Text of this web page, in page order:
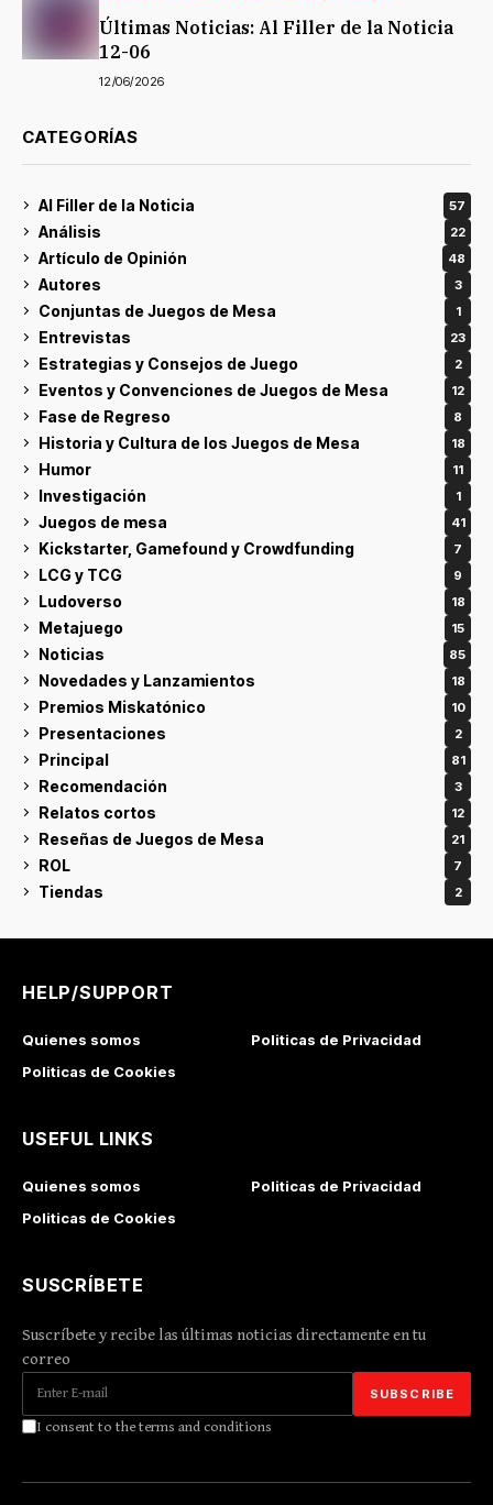
Últimas Noticias: Al Filler de la Noticia
12-06
12/06/2026
CATEGORÍAS
Al Filler de la Noticia 57
Análisis 22
Artículo de Opinión 48
Autores 3
Conjuntas de Juegos de Mesa 1
Entrevistas 23
Estrategias y Consejos de Juego 2
Eventos y Convenciones de Juegos de Mesa 12
Fase de Regreso 8
Historia y Cultura de los Juegos de Mesa 18
Humor 11
Investigación 1
Juegos de mesa 41
Kickstarter, Gamefound y Crowdfunding 7
LCG y TCG 9
Ludoverso 18
Metajuego 15
Noticias 85
Novedades y Lanzamientos 18
Premios Miskatónico 10
Presentaciones 2
Principal 81
Recomendación 3
Relatos cortos 12
Reseñas de Juegos de Mesa 21
ROL 7
Tiendas 2
HELP/SUPPORT
Quienes somos
Politicas de Privacidad
Politicas de Cookies
USEFUL LINKS
Quienes somos
Politicas de Privacidad
Politicas de Cookies
SUSCRÍBETE
Suscríbete y recibe las últimas noticias directamente en tu
correo
I consent to the terms and conditions